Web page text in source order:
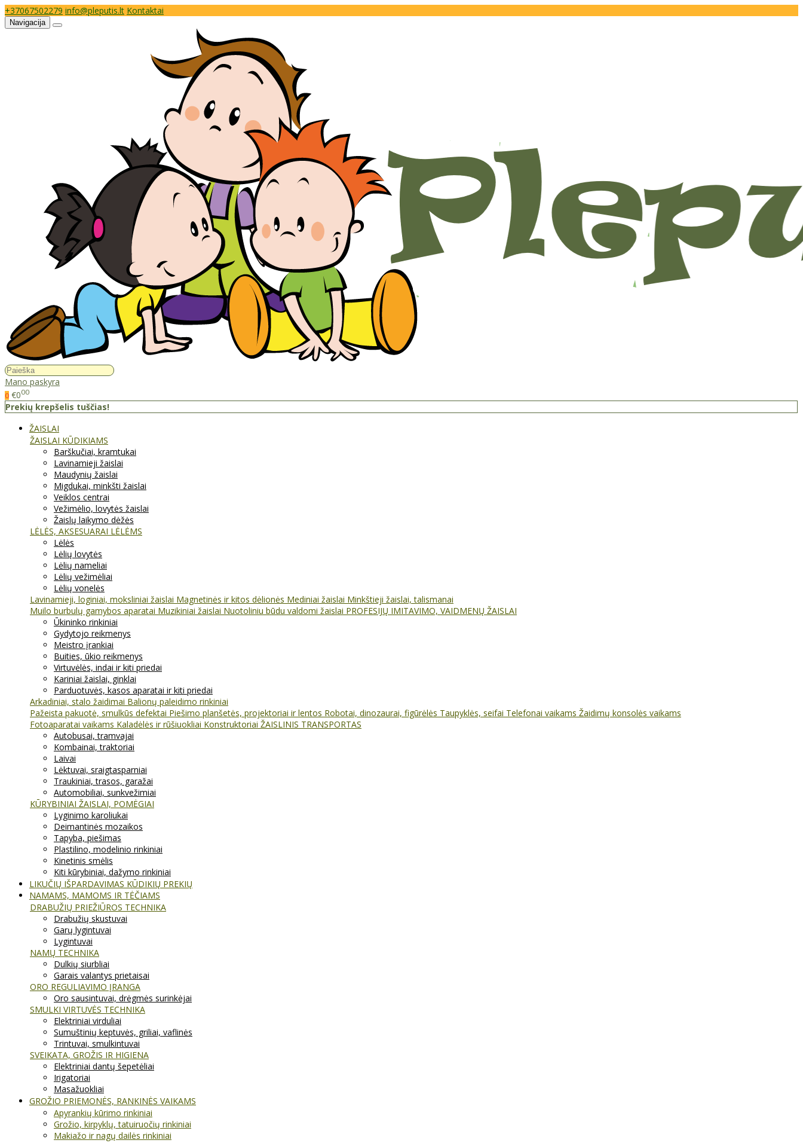
+37067502279 info@pleputis.lt Kontaktai
Navigacija
Mano paskyra
0 €000
Prekių krepšelis tuščias!
ŽAISLAI
ŽAISLAI KŪDIKIAMS
Barškučiai, kramtukai
Lavinamieji žaislai
Maudynių žaislai
Migdukai, minkšti žaislai
Veiklos centrai
Vežimėlio, lovytės žaislai
Žaislų laikymo dėžės
LĖLĖS, AKSESUARAI LĖLĖMS
Lėlės
Lėlių lovytės
Lėlių nameliai
Lėlių vežimėliai
Lėlių vonelės
Lavinamieji, loginiai, moksliniai žaislai Magnetinės ir kitos dėlionės Mediniai žaislai Minkštieji žaislai, talismanai
Muilo burbulų gamybos aparatai Muzikiniai žaislai Nuotoliniu būdu valdomi žaislai PROFESIJŲ IMITAVIMO, VAIDMENŲ ŽAISLAI
Ūkininko rinkiniai
Gydytojo reikmenys
Meistro įrankiai
Buities, ūkio reikmenys
Virtuvėlės, indai ir kiti priedai
Kariniai žaislai, ginklai
Parduotuvės, kasos aparatai ir kiti priedai
Arkadiniai, stalo žaidimai Balionų paleidimo rinkiniai
Pažeista pakuotė, smulkūs defektai Piešimo planšetės, projektoriai ir lentos Robotai, dinozaurai, figūrėlės Taupyklės, seifai Telefonai vaikams Žaidimų konsolės vaikams
Fotoaparatai vaikams Kaladėlės ir rūšiuokliai Konstruktoriai ŽAISLINIS TRANSPORTAS
Autobusai, tramvajai
Kombainai, traktoriai
Laivai
Lėktuvai, sraigtasparniai
Traukiniai, trasos, garažai
Automobiliai, sunkvežimiai
KŪRYBINIAI ŽAISLAI, POMĖGIAI
Lyginimo karoliukai
Deimantinės mozaikos
Tapyba, piešimas
Plastilino, modelinio rinkiniai
Kinetinis smėlis
Kiti kūrybiniai, dažymo rinkiniai
LIKUČIŲ IŠPARDAVIMAS KŪDIKIŲ PREKIŲ
NAMAMS, MAMOMS IR TĖČIAMS
DRABUŽIŲ PRIEŽIŪROS TECHNIKA
Drabužių skustuvai
Garų lygintuvai
Lygintuvai
NAMŲ TECHNIKA
Dulkių siurbliai
Garais valantys prietaisai
ORO REGULIAVIMO ĮRANGA
Oro sausintuvai, drėgmės surinkėjai
SMULKI VIRTUVĖS TECHNIKA
Elektriniai virduliai
Sumuštinių keptuvės, griliai, vaflinės
Trintuvai, smulkintuvai
SVEIKATA, GROŽIS IR HIGIENA
Elektriniai dantų šepetėliai
Irigatoriai
Masažuokliai
GROŽIO PRIEMONĖS, RANKINĖS VAIKAMS
Apyrankių kūrimo rinkiniai
Grožio, kirpyklų, tatuiruočių rinkiniai
Makiažo ir nagų dailės rinkiniai